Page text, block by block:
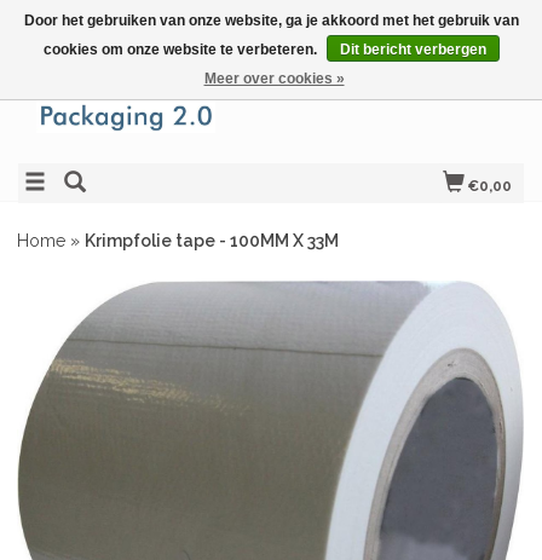
€0,00
Home » Krimpfolie tape - 100MM X 33M
Door het gebruiken van onze website, ga je akkoord met het gebruik van
cookies om onze website te verbeteren.
Dit bericht verbergen
Meer over cookies »